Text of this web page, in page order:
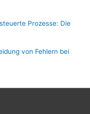
Prozesse: Die
von Fehlern bei